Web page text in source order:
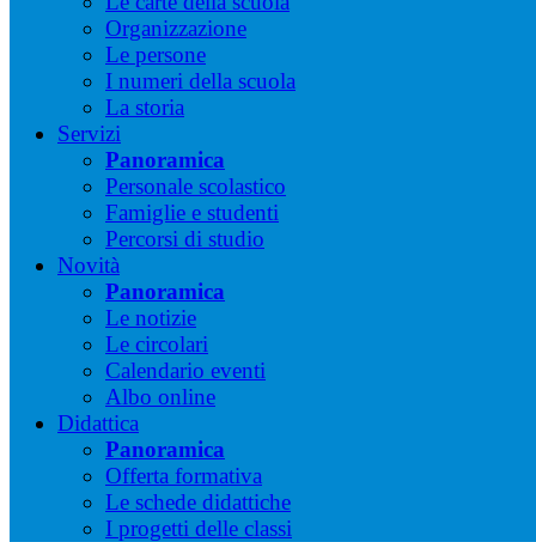
Organizzazione
Le persone
I numeri della scuola
La storia
Servizi
Panoramica
Personale scolastico
Famiglie e studenti
Percorsi di studio
Novità
Panoramica
Le notizie
Le circolari
Calendario eventi
Albo online
Didattica
Panoramica
Offerta formativa
Le schede didattiche
I progetti delle classi